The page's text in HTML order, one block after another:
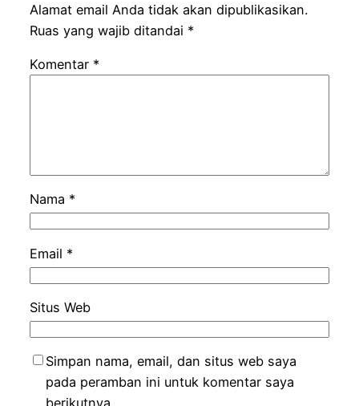
Alamat email Anda tidak akan dipublikasikan.
Ruas yang wajib ditandai *
Komentar *
Nama *
Email *
Situs Web
Simpan nama, email, dan situs web saya
pada peramban ini untuk komentar saya